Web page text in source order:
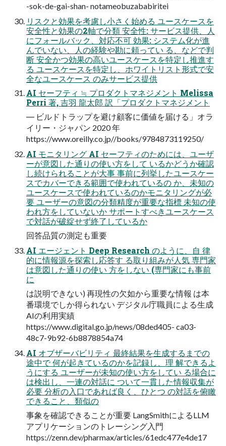
-sok-de-gai-shan- notameobuzababiritei
リスクと効果を考慮し小さく始める ユースケースを
安全性と効果の2軸で分類 安全性: サービス提供、人
にフォールバック、対応不可 効果: システム化が進
んでいない、人の経験や勘に頼ってい る、などで判
断 安全かつ効果の高いユースケースを特定し推進す
る ユースケースを特定し、ホワイトリスト形式で安
全なユースケース のみサービス提供
AI セーフティ ≒ プロダクトマネジメント Melissa
Perri 著, 吉羽 龍太郎 訳「プロダクトマネジメント
― ビルドトラップを避け顧客に価値を届ける」オラ
イリー・ジャパン 2020 年
https://www.oreilly.co.jp//books/9784873119250/
AI モニタリング AI セーフティのためには、ユーザ
ーが意図した通りの使い方をして いるかどうか確認
し続けられることが大事 事前に列挙したユースケー
スでカバーできる範囲で使われているの か、未知の
ユースケースで使われているのかモニタリングが必
要 ユーザーの意図の分類精度が重要な指標 未知の使
われ方をしていないか サポートすべきユースケース
で対話が破綻せず終了しているか
回答品質の測定も重要
AI エージェント Deep Research のように、自 律
的に情報源を探索し応答す る取り組みが人気 専門家
は意図した通りの使い 方をしない (専門家にも事前
に
は説明できない) 再現性の欠如から重要な情報 は本
番環境でしか得られない デジタル庁職員による生成
AIの利用実績
https://www.digital.go.jp/news/08ded405- ca03-
48c7-9b92-6b8878854a74
AI オブザーバビリティ 最終結果を生成するまでの
途中で 何が起きているのかを記録し、理 解できるよ
うにする ユーザーが未知の使い方をしてい る場合に
は検出し、一連の対話に ついて一貫した情報収集が
必要 分析の入口であれば良く、ひとつ の対話を俯瞰
できること、類似の
事象を確認できることが重要 LangSmithによるLLM
アプリケーションのトレーシング入門
https://zenn.dev/pharmax/articles/61edc477e4de17